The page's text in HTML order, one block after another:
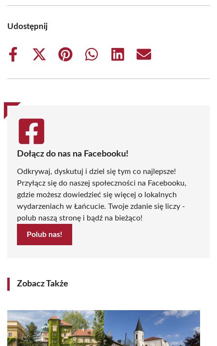
Udostępnij
Share
Share
(Twitter)
Share
Share
Share
Share
Dołącz do nas na Facebooku!
Odkrywaj, dyskutuj i dziel się tym co najlepsze!
Przyłącz się do naszej społeczności na Facebooku,
gdzie możesz dowiedzieć się więcej o lokalnych
wydarzeniach w Łańcucie. Twoje zdanie się liczy -
polub naszą stronę i bądź na bieżąco!
Polub nas!
Zobacz Także